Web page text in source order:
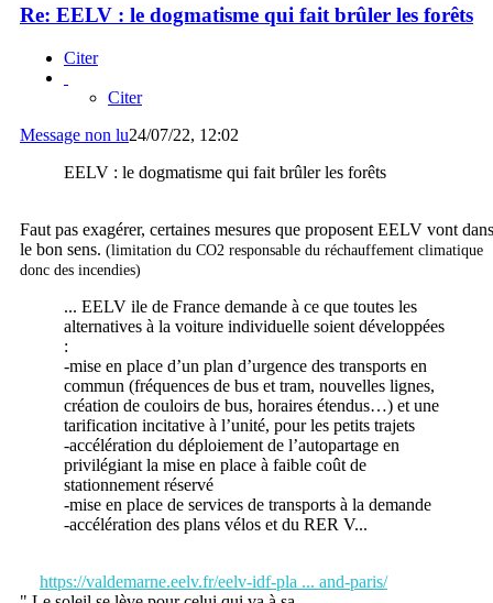
Re: EELV : le dogmatisme qui fait brûler les forêts
Citer
Citer
Message non lu24/07/22, 12:02
EELV : le dogmatisme qui fait brûler les forêts
Faut pas exagérer, certaines mesures que proposent EELV vont dans
le bon sens. (limitation du CO2 responsable du réchauffement climatique
donc des incendies)
... EELV ile de France demande à ce que toutes les
alternatives à la voiture individuelle soient développées
:
-mise en place d’un plan d’urgence des transports en
commun (fréquences de bus et tram, nouvelles lignes,
création de couloirs de bus, horaires étendus…) et une
tarification incitative à l’unité, pour les petits trajets
-accélération du déploiement de l’autopartage en
privilégiant la mise en place à faible coût de
stationnement réservé
-mise en place de services de transports à la demande
-accélération des plans vélos et du RER V...
https://valdemarne.eelv.fr/eelv-idf-pla ... and-paris/